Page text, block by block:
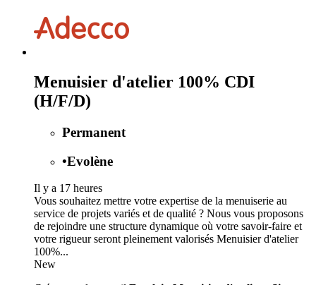
Menuisier d'atelier 100% CDI
(H/F/D)
Permanent
•Evolène
Il y a 17 heures
Vous souhaitez mettre votre expertise de la menuiserie au
service de projets variés et de qualité ? Nous vous proposons
de rejoindre une structure dynamique où votre savoir-faire et
votre rigueur seront pleinement valorisés Menuisier d'atelier
100%...
New